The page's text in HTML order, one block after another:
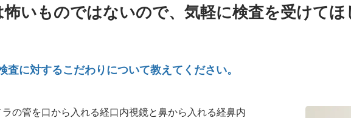
怖いものではないので、気軽に検査を受けてほ
に対するこだわりについて教えてください。
の管を口から入れる経口内視鏡と鼻から入れる経鼻内